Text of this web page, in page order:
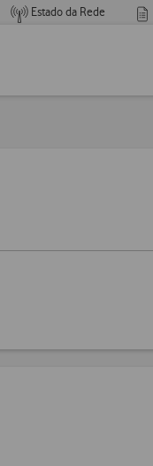
Estado da Rede